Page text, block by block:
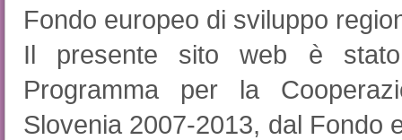
Fondo europeo di sviluppo
Il presente sito web è stato
Programma per la
Slovenia 2007-2013, dal Fondo